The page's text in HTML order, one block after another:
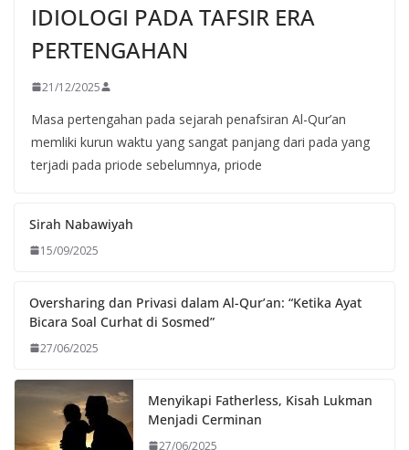
IDIOLOGI PADA TAFSIR ERA
PERTENGAHAN
21/12/2025
Masa pertengahan pada sejarah penafsiran Al-Qur’an
memliki kurun waktu yang sangat panjang dari pada yang
terjadi pada priode sebelumnya, priode
Sirah Nabawiyah
15/09/2025
Oversharing dan Privasi dalam Al-Qur’an: “Ketika Ayat
Bicara Soal Curhat di Sosmed”
27/06/2025
Menyikapi Fatherless, Kisah Lukman
Menjadi Cerminan
27/06/2025